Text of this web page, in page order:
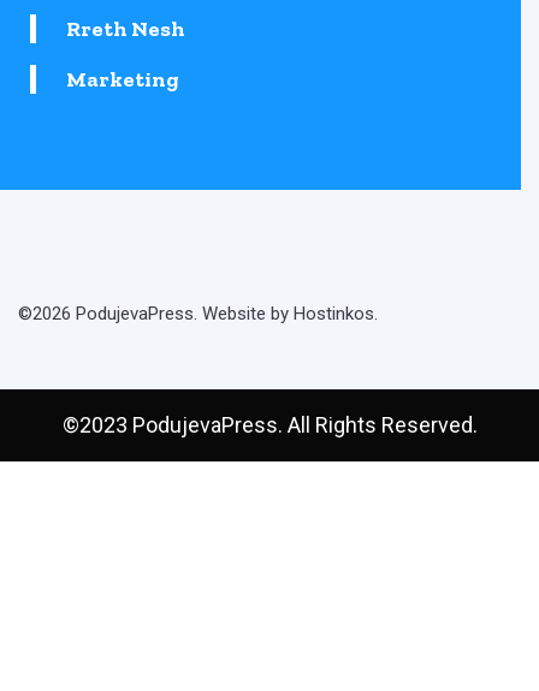
Rreth Nesh
Marketing
©2026 PodujevaPress. Website by Hostinkos.
©2023 PodujevaPress. All Rights Reserved.